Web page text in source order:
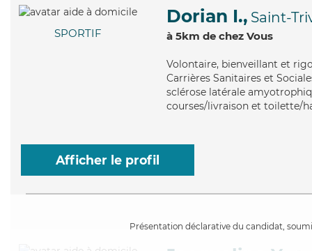
SPORTIF
Dorian I., Saint-
à 5km de chez Vous
Volontaire, bienveillant et
Carrières Sanitaires et
sclérose latérale
courses/livraison et toilette/
Afficher le profil
Présentation déclarative du candidat,